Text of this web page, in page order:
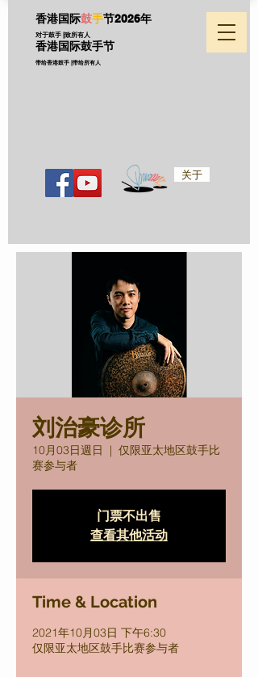
香港国际鼓手节2026年
对于鼓手 |致所有人
香港国际鼓手节
带给香港鼓手 |带给所有人
关于
刘治豪诊所
10月03日週日
  |
仅限亚太地区鼓手比
赛参与者
门票不出售
查看其他活动
Time & Location
2021年10月03日 下午6:30
仅限亚太地区鼓手比赛参与者